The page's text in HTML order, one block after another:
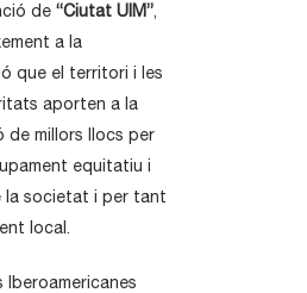
de “Ciutat UIM”,
a la
que el territori i les
aporten a la
de millors llocs per
equitatiu i
la societat i per tant
local.
Iberoamericanes